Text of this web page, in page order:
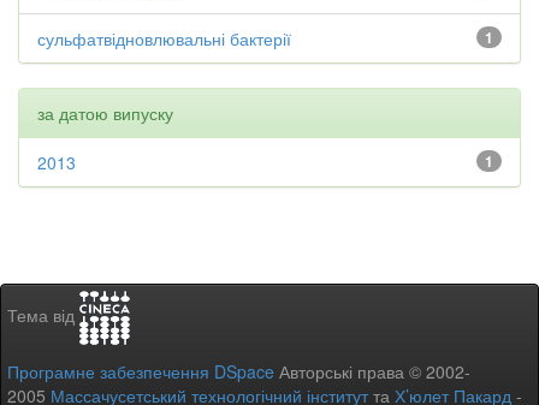
1
сульфатвідновлювальні бактерії
за датою випуску
1
2013
Тема від
Програмне забезпечення DSpace Авторські права © 2002-
2005 Массачусетський технологічний інститутта Х’юлет Пакард -